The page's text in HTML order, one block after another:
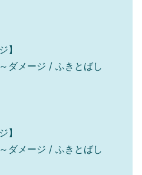
】
ダメージ / ふきとばし
】
ダメージ / ふきとばし